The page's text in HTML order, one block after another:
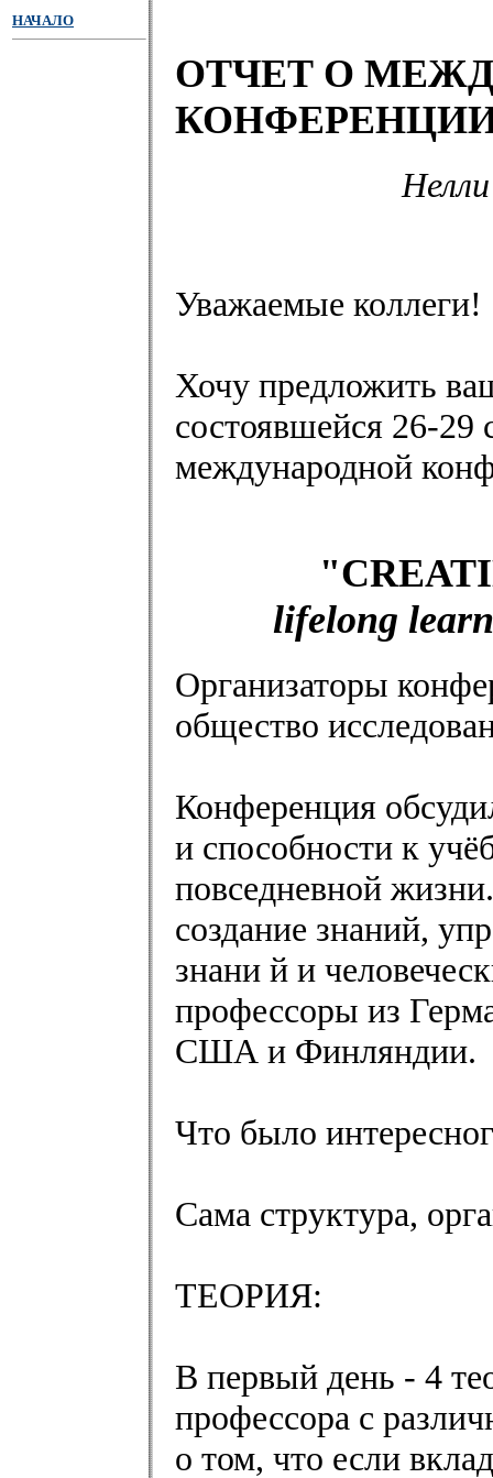
НАЧАЛО
ОТЧЕТ О
Уважаемые коллеги!
Хочу предложить
состоявшейся 26-29
международной
lifelong
Организаторы
общество
Конференция
и способности к
повседневной
создание знаний,
знани й и
профессоры из
США и Финляндии.
Что было
Сама структура,
ТЕОРИЯ:
В первый день - 4
профессора с
о том, что если